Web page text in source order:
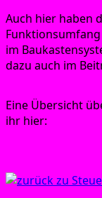
Auch hier haben
im
dazu auch im
Eine Über­sicht
ihr hier: